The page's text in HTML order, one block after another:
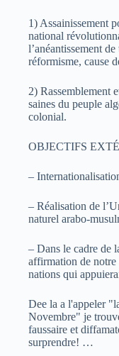
1) Assainissement
national
l’anéantissement
réformisme, cause
2) Rassemblement
saines du peuple
colonial.
OBJECTIFS
–
– Réalisation de
naturel arabo-
– Dans le cadre de
affirmation de notre
nations qui
Dee la a l'appeler
Novembre" je
faussaire et
surprendre! …